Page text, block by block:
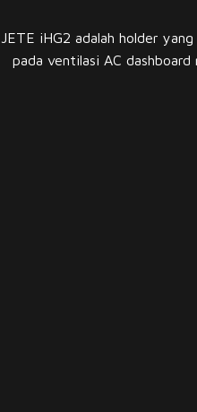
JETE iHG2 adalah holder
pada ventilasi AC